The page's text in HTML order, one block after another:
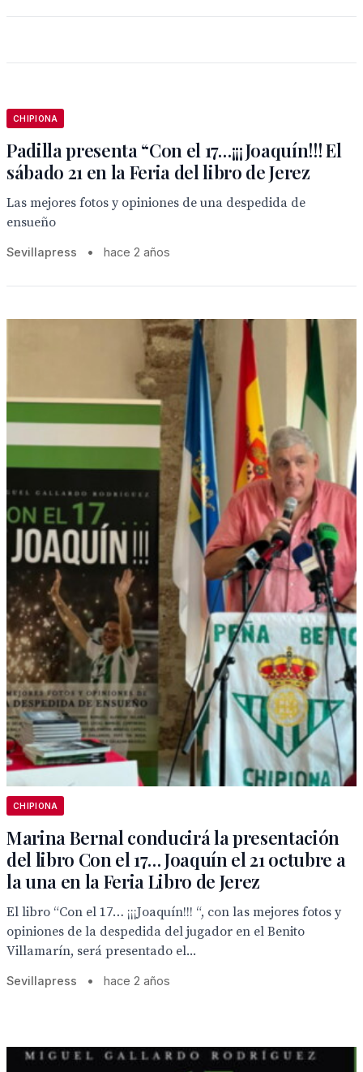
CHIPIONA
Padilla presenta “Con el 17…¡¡¡Joaquín!!! El
sábado 21 en la Feria del libro de Jerez
Las mejores fotos y opiniones de una despedida de
ensueño
Sevillapress • hace 2 años
CHIPIONA
Marina Bernal conducirá la presentación
del libro Con el 17… Joaquín el 21 octubre a
la una en la Feria Libro de Jerez
El libro “Con el 17… ¡¡¡Joaquín!!! “, con las mejores fotos y
opiniones de la despedida del jugador en el Benito
Villamarín, será presentado el...
Sevillapress • hace 2 años